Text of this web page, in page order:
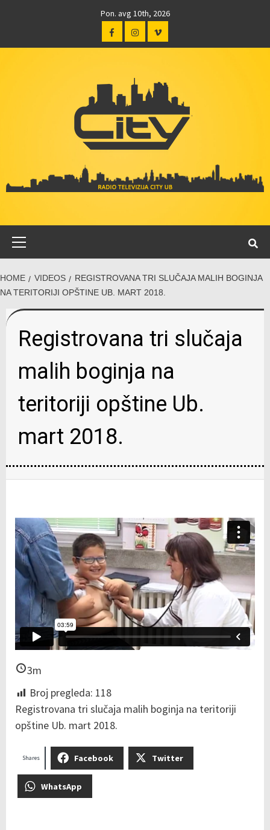
Pon. avg 10th, 2026
HOME VIDEOS
REGISTROVANA TRI SLUČAJA MALIH BOGINJA
NA TERITORIJI OPŠTINE UB. MART 2018.
Registrovana tri slučaja
malih boginja na
teritoriji opštine Ub.
mart 2018.
3m
Broj pregleda: 118
Registrovana tri slučaja malih boginja na teritoriji
opštine Ub. mart 2018.
Facebook Twitter
WhatsApp
Shares